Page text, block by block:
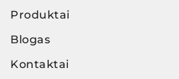
Produktai
Blogas
Kontaktai